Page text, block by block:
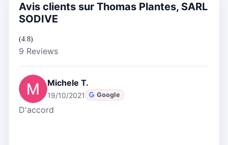
Avis clients sur Thomas Plantes, SARL
SODIVE
(4.8)
9 Reviews
Michele T.
19/10/2021 Google
D'accord